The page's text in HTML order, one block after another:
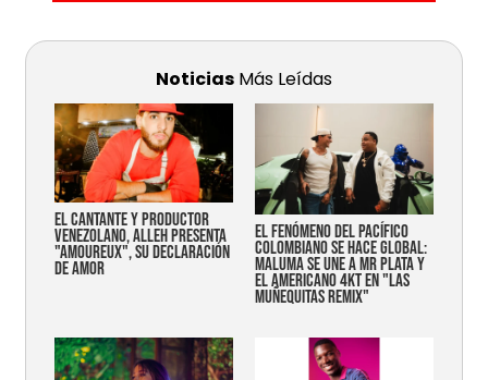
Noticias Más Leídas
EL CANTANTE Y PRODUCTOR
VENEZOLANO, ALLEH PRESENTA
"AMOUREUX", SU DECLARACIÓN
DE AMOR
EL FENÓMENO DEL PACÍFICO
COLOMBIANO SE HACE GLOBAL:
MALUMA SE UNE A MR PLATA Y
EL AMERICANO 4KT EN "LAS
MUÑEQUITAS REMIX"